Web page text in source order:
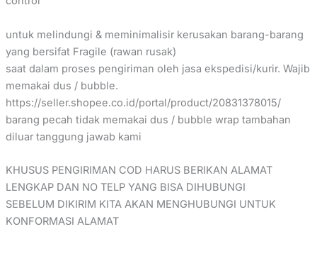
untuk melindungi & meminimalisir kerusakan barang-barang
yang bersifat Fragile (rawan rusak)
saat dalam proses pengiriman oleh jasa ekspedisi/kurir. Wajib
memakai dus / bubble.
https://seller.shopee.co.id/portal/product/20831378015/
barang pecah tidak memakai dus / bubble wrap tambahan
diluar tanggung jawab kami
KHUSUS PENGIRIMAN COD HARUS BERIKAN ALAMAT
LENGKAP DAN NO TELP YANG BISA DIHUBUNGI
SEBELUM DIKIRIM KITA AKAN MENGHUBUNGI UNTUK
KONFORMASI ALAMAT